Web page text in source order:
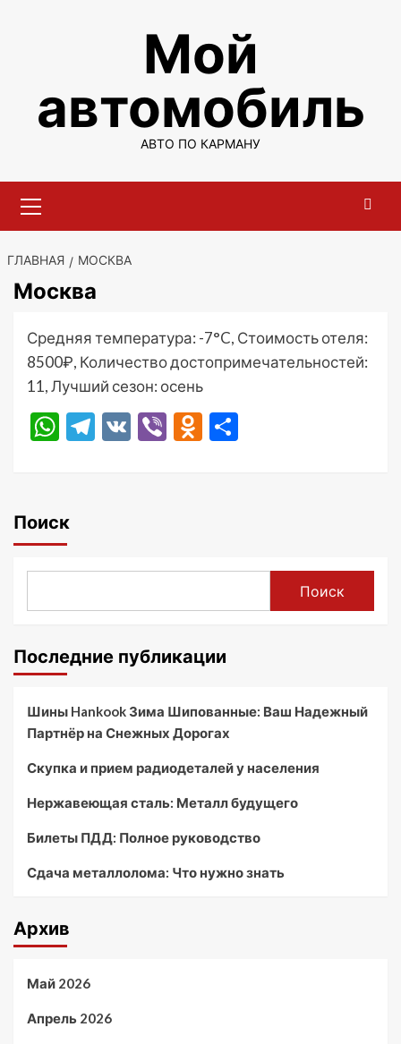
Мой
автомобиль
АВТО ПО КАРМАНУ
меню
ГЛАВНАЯ МОСКВА
Москва
Средняя температура: -7°C, Стоимость отеля:
8500₽, Количество достопримечательностей:
11, Лучший сезон: осень
WhatsApp
Telegram
VK ViberOdnoklassniki
Поиск
Поиск
Последние публикации
Шины Hankook Зима Шипованные: Ваш Надежный
Партнёр на Снежных Дорогах
Скупка и прием радиодеталей у населения
Нержавеющая сталь: Металл будущего
Билеты ПДД: Полное руководство
Сдача металлолома: Что нужно знать
Архив
Май 2026
Апрель 2026